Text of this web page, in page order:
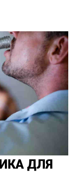
ДЛЯ